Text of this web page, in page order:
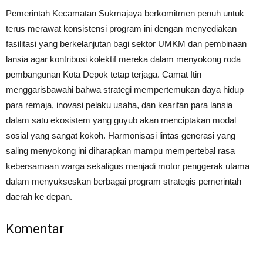
Pemerintah Kecamatan Sukmajaya berkomitmen penuh untuk
terus merawat konsistensi program ini dengan menyediakan
fasilitasi yang berkelanjutan bagi sektor UMKM dan pembinaan
lansia agar kontribusi kolektif mereka dalam menyokong roda
pembangunan Kota Depok tetap terjaga. Camat Itin
menggarisbawahi bahwa strategi mempertemukan daya hidup
para remaja, inovasi pelaku usaha, dan kearifan para lansia
dalam satu ekosistem yang guyub akan menciptakan modal
sosial yang sangat kokoh. Harmonisasi lintas generasi yang
saling menyokong ini diharapkan mampu mempertebal rasa
kebersamaan warga sekaligus menjadi motor penggerak utama
dalam menyukseskan berbagai program strategis pemerintah
daerah ke depan.
Komentar